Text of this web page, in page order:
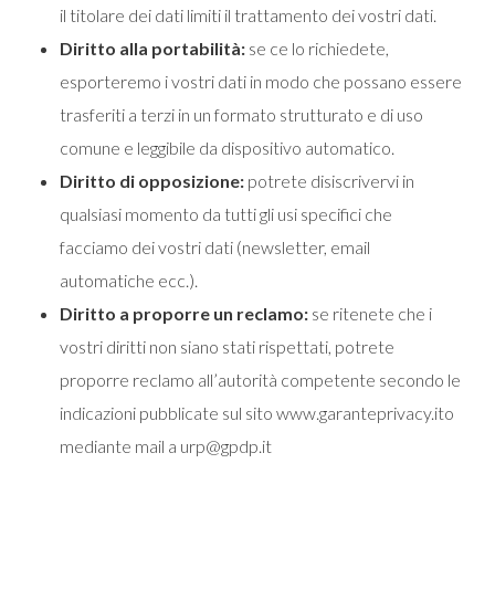
il titolare dei dati limiti il trattamento dei vostri dati.
Diritto alla portabilità: se ce lo richiedete,
esporteremo i vostri dati in modo che possano essere
trasferiti a terzi in un formato strutturato e di uso
comune e leggibile da dispositivo automatico.
Diritto di opposizione: potrete disiscrivervi in
qualsiasi momento da tutti gli usi specifici che
facciamo dei vostri dati (newsletter, email
automatiche ecc.).
Diritto a proporre un reclamo: se ritenete che i
vostri diritti non siano stati rispettati, potrete
proporre reclamo all’autorità competente secondo le
indicazioni pubblicate sul sito www.garanteprivacy.ito
mediante mail a urp@gpdp.it